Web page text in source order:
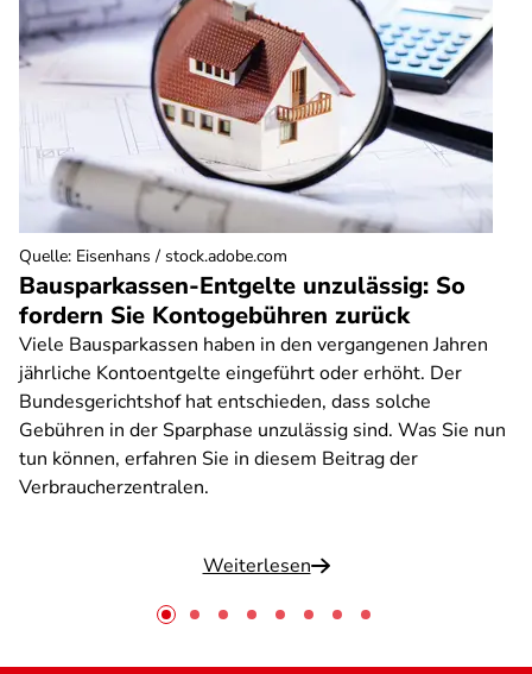
Bausparkassen-Entgelte unzulässig: So
fordern Sie Kontogebühren zurück
Viele Bausparkassen haben in den vergangenen Jahren
jährliche Kontoentgelte eingeführt oder erhöht. Der
Bundesgerichtshof hat entschieden, dass solche
Gebühren in der Sparphase unzulässig sind. Was Sie nun
tun können, erfahren Sie in diesem Beitrag der
Verbraucherzentralen.
Weiterlesen
Quelle: Eisenhans / stock.adobe.com